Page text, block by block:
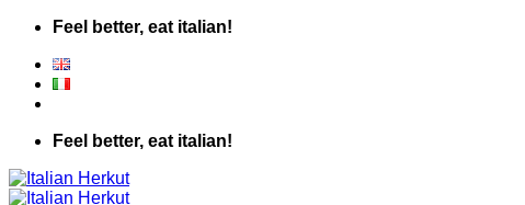
Skip
content
Feel better, eat italian!
Feel better, eat italian!